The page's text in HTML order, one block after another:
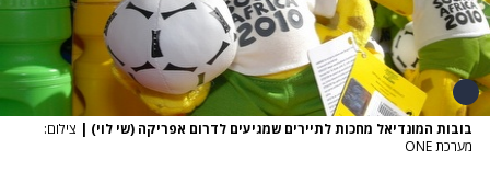
בובות המונדיאל מחכות לתיירים שמגיעים לדרום אפריקה (שי לוי) | צילום:
מערכת ONE